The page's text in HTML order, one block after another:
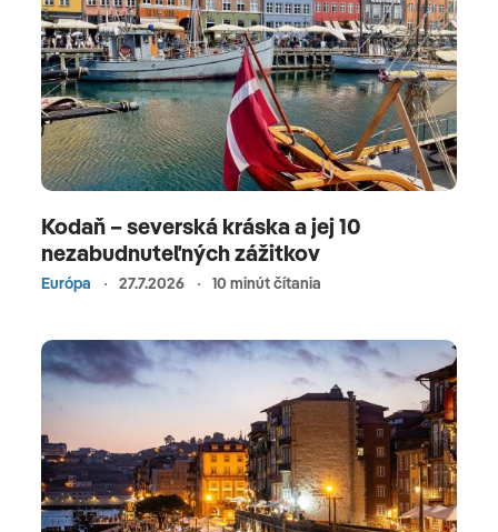
Kodaň – severská kráska a jej 10
nezabudnuteľných zážitkov
Európa 27.7.2026 10 minút čítania